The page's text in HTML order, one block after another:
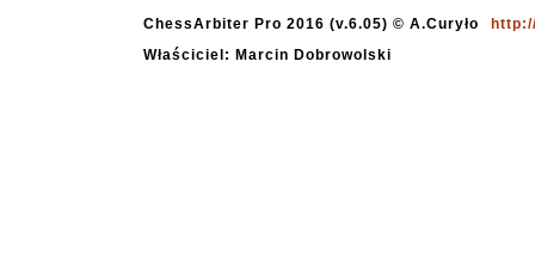
ChessArbiter Pro 2016 (v.6.05) © A.Curyło
Właściciel: Marcin Dobrowolski